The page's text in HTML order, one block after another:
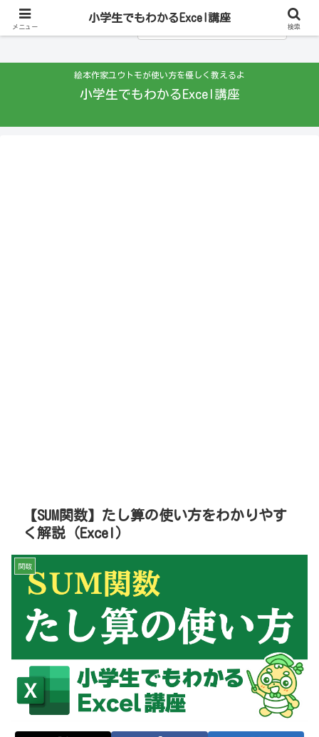
絵本作家ユウトモが使い方を優しく教えるよ
小学生でもわかるExcel講座
【SUM関数】たし算の使い方をわかりやす
く解説（Excel）
関数
メニュー
小学生でもわかるExcel講座
検索